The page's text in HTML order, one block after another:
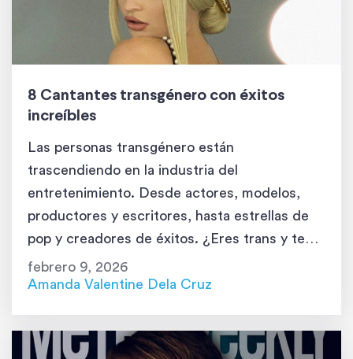
8 Cantantes transgénero con éxitos
increíbles
Las personas transgénero están
trascendiendo en la industria del
entretenimiento. Desde actores, modelos,
productores y escritores, hasta estrellas de
pop y creadores de éxitos. ¿Eres trans y te
gustaría ser cantante? ¿O tal vez solo buscas
una canción para agregar a tu lista de
Porque hoy armamos una lista de […]
febrero 9, 2026
Amanda Valentine Dela Cruz